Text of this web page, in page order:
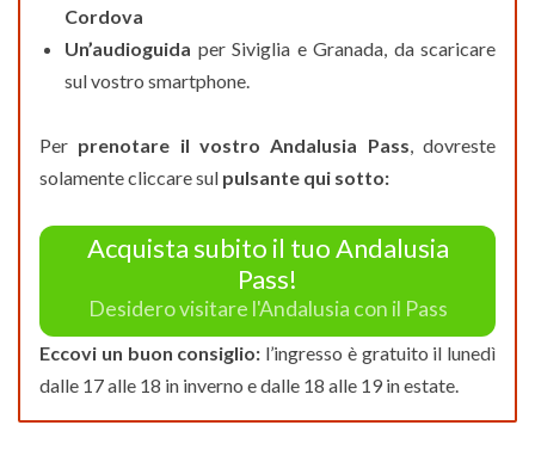
Cordova
Un’audioguida per Siviglia e Granada, da scaricare
sul vostro smartphone.
Per prenotare il vostro Andalusia Pass, dovreste
solamente cliccare sul pulsante qui sotto:
Acquista subito il tuo Andalusia
Pass!
Desidero visitare l'Andalusia con il Pass
Eccovi un buon consiglio: l’ingresso è gratuito il lunedì
dalle 17 alle 18 in inverno e dalle 18 alle 19 in estate.